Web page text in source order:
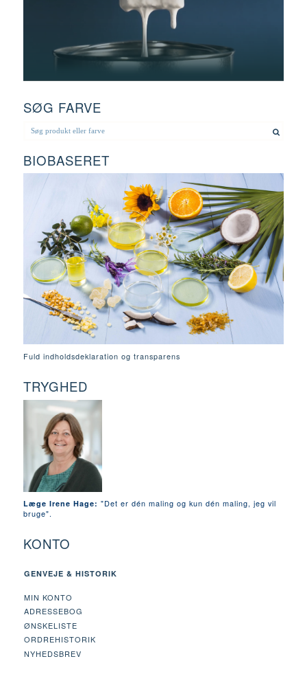
SØG FARVE
BIOBASERET
Fuld indholdsdeklaration og transparens
TRYGHED
Læge Irene Hage: "Det er dén maling og kun dén maling, jeg vil
bruge".
KONTO
GENVEJE & HISTORIK
MIN KONTO
ADRESSEBOG
ØNSKELISTE
ORDREHISTORIK
NYHEDSBREV